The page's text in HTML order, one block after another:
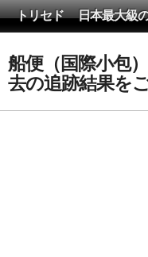
トリセド 日本最大級
船便（国際小包
去の追跡結果を